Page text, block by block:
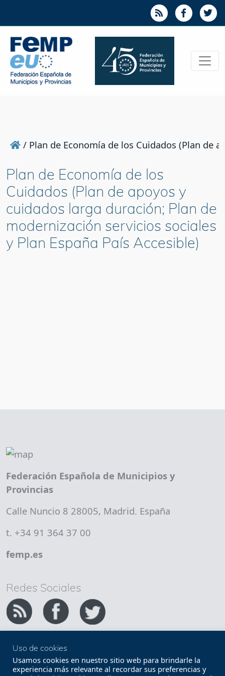
/ Plan de Economía de los Cuidados (Plan de
Plan de Economía de los
Cuidados (Plan de apoyos y
cuidados larga duración; Plan de
modernización servicios sociales
y Plan España País Accesible)
Federación Española de Municipios y
Provincias
Calle Nuncio 8 28005, Madrid. España
t. +34 91 364 37 00
femp.es
Redes Sociales
Copyright FEMP
Accesibilidad
Uso de cookies
Usamos cookies en nuestro sitio web para brindarle la
experiencia más relevante al recordar sus preferencias y